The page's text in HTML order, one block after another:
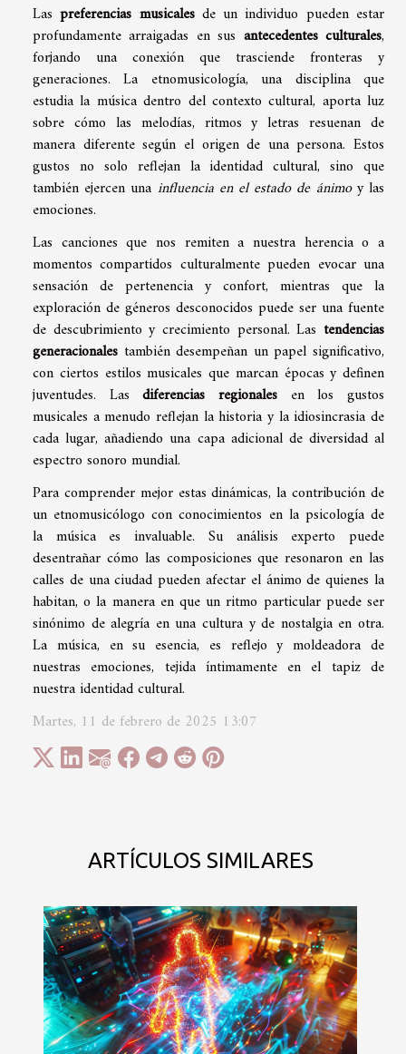
ARTÍCULOS SIMILARES
Laspreferencias musicalesde un individuo pueden estar
profundamente arraigadas en sus antecedentes culturales,
forjando una conexión que trasciende fronteras y
generaciones. La etnomusicología, una disciplina que
estudia la música dentro del contexto cultural, aporta luz
sobre cómo las melodías, ritmos y letras resuenan de
manera diferente según el origen de una persona. Estos
gustos no solo reflejan la identidad cultural, sino que
también ejercen una influencia en el estado de ánimoy las
emociones.
Las canciones que nos remiten a nuestra herencia o a
momentos compartidos culturalmente pueden evocar una
sensación de pertenencia y confort, mientras que la
exploración de géneros desconocidos puede ser una fuente
de descubrimiento y crecimiento personal. Las tendencias
generacionales también desempeñan un papel significativo,
con ciertos estilos musicales que marcan épocas y definen
juventudes. Lasdiferencias regionales en los gustos
musicales a menudo reflejan la historia y la idiosincrasia de
cada lugar, añadiendo una capa adicional de diversidad al
espectro sonoro mundial.
Para comprender mejor estas dinámicas, la contribución de
un etnomusicólogo con conocimientos en la psicología de
la música es invaluable. Su análisis experto puede
desentrañar cómo las composiciones que resonaron en las
calles de una ciudad pueden afectar el ánimo de quienes la
habitan, o la manera en que un ritmo particular puede ser
sinónimo de alegría en una cultura y de nostalgia en otra.
La música, en su esencia, es reflejo y moldeadora de
nuestras emociones, tejida íntimamente en el tapiz de
nuestra identidad cultural.
Martes, 11 de febrero de 2025 13:07